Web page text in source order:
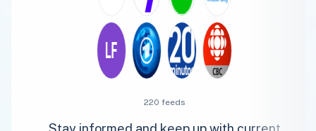
220 feeds